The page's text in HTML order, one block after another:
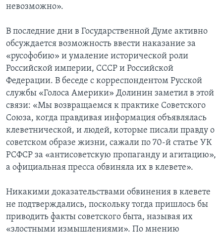
невозможно».
В последние дни в Государственной Думе активно
обсуждается возможность ввести наказание за
«русофобию» и умаление исторической роли
Российской империи, СССР и Российской
Федерации. В беседе с корреспондентом Русской
службы «Голоса Америки» Долинин заметил в этой
связи: «Мы возвращаемся к практике Советского
Союза, когда правдивая информация объявлялась
клеветнической, и людей, которые писали правду о
советском образе жизни, сажали по 70-й статье УК
РСФСР за «антисоветскую пропаганду и агитацию»,
а официальная пресса обвиняла их в клевете».
Никакими доказательствами обвинения в клевете
не подтверждались, поскольку тогда пришлось бы
приводить факты советского быта, называя их
«злостными измышлениями». По мнению